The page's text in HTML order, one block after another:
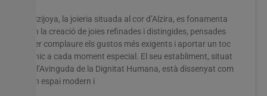
Alzijoya, la joieria situada al cor d’Alzira, es fonamenta
en la creació de joies refinades i distingides, pensades
per complaure els gustos més exigents i aportar un toc
únic a cada moment especial. El seu establiment, situat
a l’Avinguda de la Dignitat Humana, està dissenyat com
un espai modern i